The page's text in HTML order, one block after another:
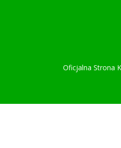
Oficjalna Strona